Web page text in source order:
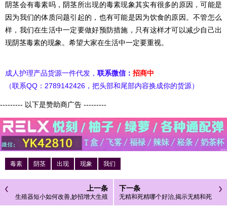
阴茎会有毒素吗，阴茎所出现的毒素现象其实有很多的原因，可能是
因为我们的体质问题引起的，也有可能是因为饮食的原因。不管怎么
样，我们在生活中一定要做好预防措施，只有这样才可以减少自己出
现阴茎毒素的现象。希望大家在生活中一定要重视。
成人护理产品货源一件代发， 联系微信： 招商中
（联系QQ：2789142426，把头部和尾部内容换成你的货源）
--------- 以下是赞助商广告 ---------
毒素 阴茎 出现 现象 我们
上一条
生殖器短小如何改善,妙招增大生殖
器
下一条
无精和死精哪个好治,揭示无精和死
精的治疗方法